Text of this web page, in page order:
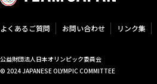
よくあるご質問 お問い合わせ リンク集
公益財団法人日本オリンピック委員会
© 2024 JAPANESE OLYMPIC COMMITTEE